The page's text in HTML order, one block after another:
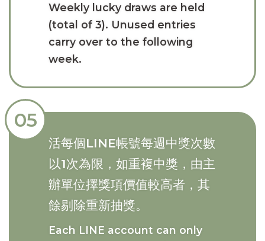
Weekly lucky draws are held
(total of 3). Unused entries
carry over to the following
week.
05
活每個LINE帳號每週中獎次數
以1次為限，如重複中獎，由主
辦單位擇獎項價值較高者，其
餘剔除重新抽獎。
Each LINE account can only